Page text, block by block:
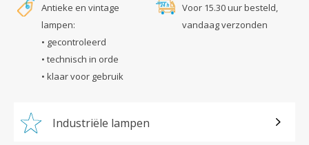
Antieke en vintage
lampen:
• gecontroleerd
• technisch in orde
• klaar voor gebruik
Voor 15.30 uur besteld,
vandaag verzonden
Industriële lampen